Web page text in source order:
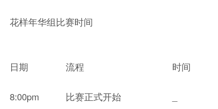
花样年华组比赛时间
日期 流程 时间
8:00pm 比赛正式开始